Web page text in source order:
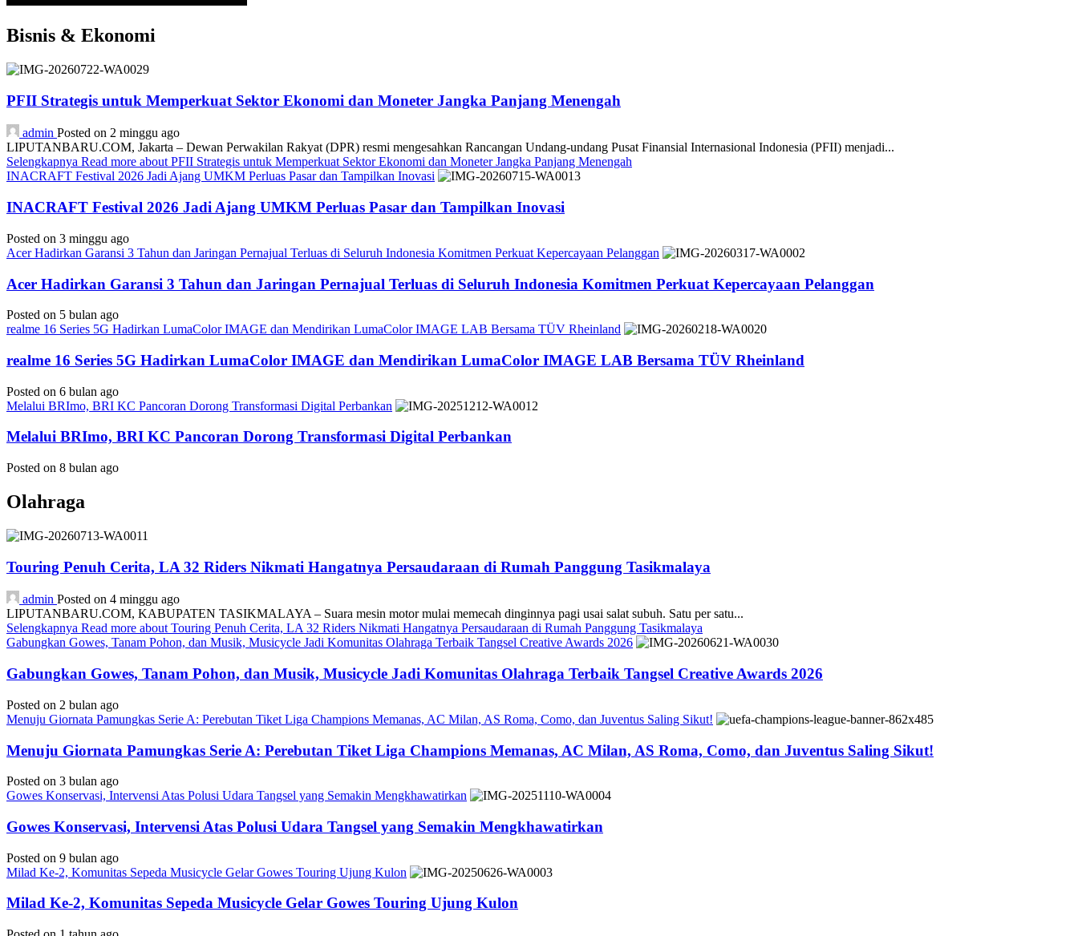
Bisnis & Ekonomi
PFII Strategis untuk Memperkuat Sektor Ekonomi dan Moneter Jangka Panjang Menengah
admin Posted on 2 minggu ago
LIPUTANBARU.COM, Jakarta – Dewan Perwakilan Rakyat (DPR) resmi mengesahkan Rancangan Undang-undang Pusat Finansial Internasional Indonesia (PFII) menjadi...
Selengkapnya Read more about PFII Strategis untuk Memperkuat Sektor Ekonomi dan Moneter Jangka Panjang Menengah
INACRAFT Festival 2026 Jadi Ajang UMKM Perluas Pasar dan Tampilkan Inovasi
INACRAFT Festival 2026 Jadi Ajang UMKM Perluas Pasar dan Tampilkan Inovasi
Posted on 3 minggu ago
Acer Hadirkan Garansi 3 Tahun dan Jaringan Pernajual Terluas di Seluruh Indonesia Komitmen Perkuat Kepercayaan Pelanggan
Acer Hadirkan Garansi 3 Tahun dan Jaringan Pernajual Terluas di Seluruh Indonesia Komitmen Perkuat Kepercayaan Pelanggan
Posted on 5 bulan ago
realme 16 Series 5G Hadirkan LumaColor IMAGE dan Mendirikan LumaColor IMAGE LAB Bersama TÜV Rheinland
realme 16 Series 5G Hadirkan LumaColor IMAGE dan Mendirikan LumaColor IMAGE LAB Bersama TÜV Rheinland
Posted on 6 bulan ago
Melalui BRImo, BRI KC Pancoran Dorong Transformasi Digital Perbankan
Melalui BRImo, BRI KC Pancoran Dorong Transformasi Digital Perbankan
Posted on 8 bulan ago
Olahraga
Touring Penuh Cerita, LA 32 Riders Nikmati Hangatnya Persaudaraan di Rumah Panggung Tasikmalaya
admin Posted on 4 minggu ago
LIPUTANBARU.COM, KABUPATEN TASIKMALAYA – Suara mesin motor mulai memecah dinginnya pagi usai salat subuh. Satu per satu...
Selengkapnya Read more about Touring Penuh Cerita, LA 32 Riders Nikmati Hangatnya Persaudaraan di Rumah Panggung Tasikmalaya
Gabungkan Gowes, Tanam Pohon, dan Musik, Musicycle Jadi Komunitas Olahraga Terbaik Tangsel Creative Awards 2026
Gabungkan Gowes, Tanam Pohon, dan Musik, Musicycle Jadi Komunitas Olahraga Terbaik Tangsel Creative Awards 2026
Posted on 2 bulan ago
Menuju Giornata Pamungkas Serie A: Perebutan Tiket Liga Champions Memanas, AC Milan, AS Roma, Como, dan Juventus Saling Sikut!
Menuju Giornata Pamungkas Serie A: Perebutan Tiket Liga Champions Memanas, AC Milan, AS Roma, Como, dan Juventus Saling Sikut!
Posted on 3 bulan ago
Gowes Konservasi, Intervensi Atas Polusi Udara Tangsel yang Semakin Mengkhawatirkan
Gowes Konservasi, Intervensi Atas Polusi Udara Tangsel yang Semakin Mengkhawatirkan
Posted on 9 bulan ago
Milad Ke-2, Komunitas Sepeda Musicycle Gelar Gowes Touring Ujung Kulon
Milad Ke-2, Komunitas Sepeda Musicycle Gelar Gowes Touring Ujung Kulon